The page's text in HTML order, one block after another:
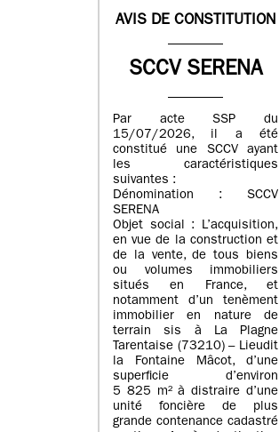
AVIS DE CONSTITUTION
SCCV SERENA
Par acte SSP du
15/07/2026, il a été
constitué une SCCV ayant
les caractéristiques
suivantes :
Dénomination : SCCV
SERENA
Objet social : L’acquisition,
en vue de la construction et
de la vente, de tous biens
ou volumes immobiliers
situés en France, et
notamment d’un tenèment
immobilier en nature de
terrain sis à La Plagne
Tarentaise (73210) – Lieudit
la Fontaine Mâcot, d’une
superficie d’environ
5 825 m² à distraire d’une
unité foncière de plus
grande contenance cadastré